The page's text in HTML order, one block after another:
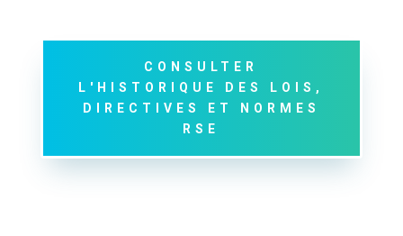
CONSULTER
L'HISTORIQUE DES LOIS,
DIRECTIVES ET NORMES
RSE